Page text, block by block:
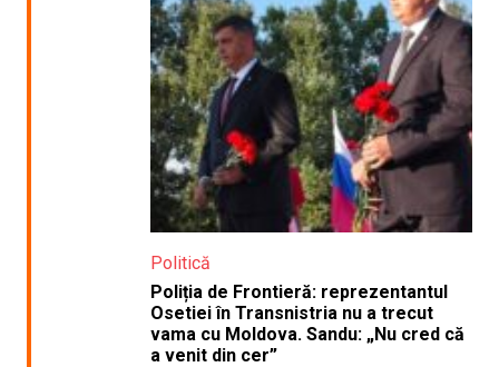
Politică
Poliția de Frontieră: reprezentantul
Osetiei în Transnistria nu a trecut
vama cu Moldova. Sandu: „Nu cred că
a venit din cer”